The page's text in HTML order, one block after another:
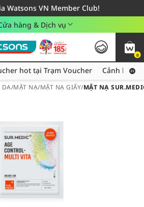
Watsons VN Member Club!
hàng cho đơn hàng từ 249,000Đ
- Áp dụng khu vực TP. Hồ Chí Minh
hàng & Dịch vụ
0
Thu thập thêm voucher hot tại Trạm Voucher
hot tại Trạm Voucher Cảnh báo
DA/MẶT NẠ/MẶT NẠ GIẤY/MẶT NẠ